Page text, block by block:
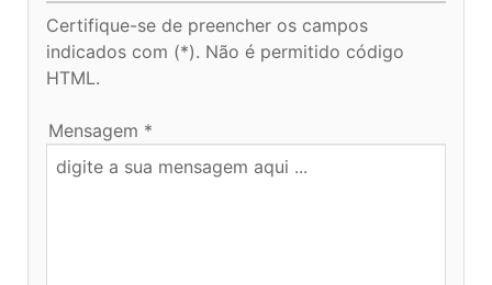
Certifique-se de preencher os campos
indicados com (*). Não é permitido código
HTML.
Mensagem *